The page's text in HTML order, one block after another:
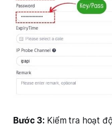
Bước 3: Kiểm tra hoạt